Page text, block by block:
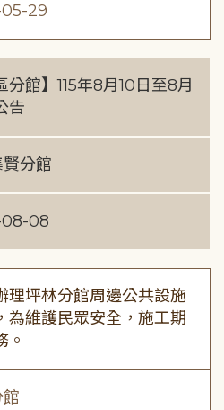
29
分館】115年8月10日至8月
告
分館
08
理坪林分館周邊公共設施
為維護民眾安全，施工期
。